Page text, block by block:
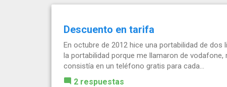
Descuento en tarifa
En octubre de 2012 hice una portabilidad de
la portabilidad porque me llamaron de
consistía en un teléfono gratis para cada...
2 respuestas